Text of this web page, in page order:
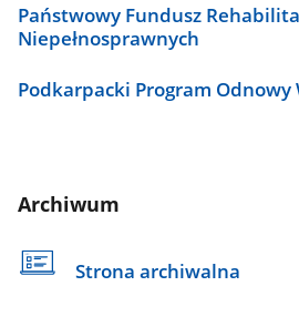
Państwowy Fundusz
Niepełnosprawnych
Podkarpacki Program Odnowy
Archiwum
Strona archiwalna